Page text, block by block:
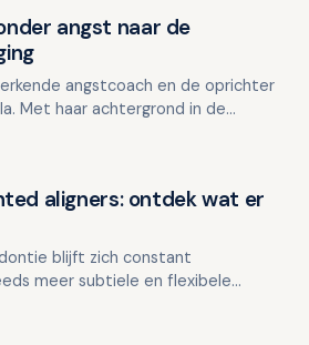
angst naar de
angstcoach en de oprichter
Met haar achtergrond in de
aligners: ontdek wat er
blijft zich constant
meer subtiele en flexibele